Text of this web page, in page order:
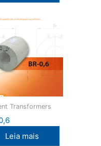
Transformers
Leia mais